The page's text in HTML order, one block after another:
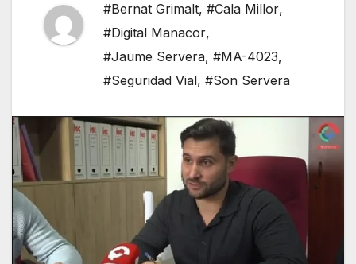
#Bernat Grimalt, #Cala Millor,
#Digital Manacor,
#Jaume Servera, #MA-4023,
#Seguridad Vial, #Son Servera